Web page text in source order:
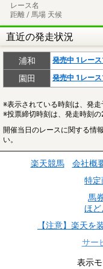
レース名
距離 / 馬場 天候
直近の発走状況
浦和 発売中 1レー
園田 発売中 1レー
※表示されている時刻は、発走
※投票締切時刻は、発走時刻の
開催当日のレースに関する情
い。
楽天競馬 会社概
特定
馬
ほど
【注意】楽天を
サー
表示